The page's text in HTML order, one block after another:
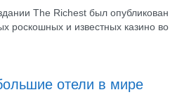
The Richest был опубликован
роскошных и известных казино во
отели в мире